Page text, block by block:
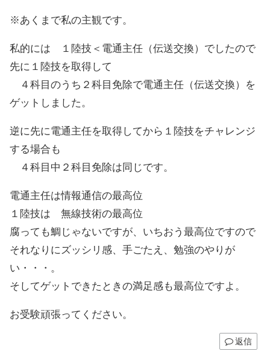
※あくまで私の主観です。
私的には １陸技＜電通主任（伝送交換）でしたので
先に１陸技を取得して
４科目のうち２科目免除で電通主任（伝送交換）を
ゲットしました。
逆に先に電通主任を取得してから１陸技をチャレンジ
する場合も
４科目中２科目免除は同じです。
電通主任は情報通信の最高位
１陸技は 無線技術の最高位
腐っても鯛じゃないですが、いちおう最高位ですので
それなりにズッシリ感、手ごたえ、勉強のやりが
い・・・。
そしてゲットできたときの満足感も最高位ですよ。
お受験頑張ってください。
返信